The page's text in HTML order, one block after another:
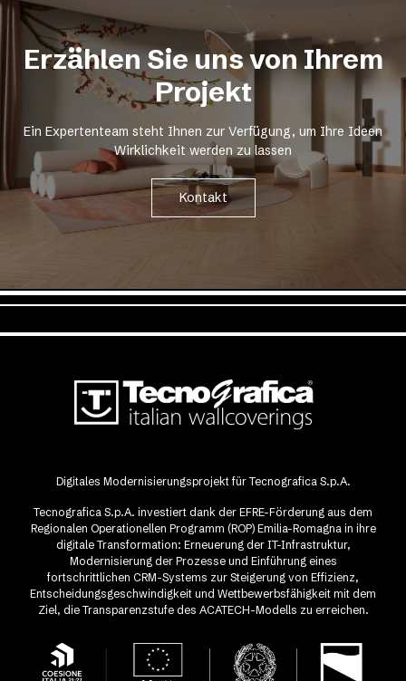
Erzählen Sie uns von Ihrem
Projekt
Ein Expertenteam steht Ihnen zur Verfügung, um Ihre Ideen
Wirklichkeit werden zu lassen
Kontakt
Digitales Modernisierungsprojekt für Tecnografica S.p.A.
Tecnografica S.p.A. investiert dank der EFRE-Förderung aus dem
Regionalen Operationellen Programm (ROP) Emilia-Romagna in ihre
digitale Transformation: Erneuerung der IT-Infrastruktur,
Modernisierung der Prozesse und Einführung eines
fortschrittlichen CRM-Systems zur Steigerung von Effizienz,
Entscheidungsgeschwindigkeit und Wettbewerbsfähigkeit mit dem
Ziel, die Transparenzstufe des ACATECH-Modells zu erreichen.